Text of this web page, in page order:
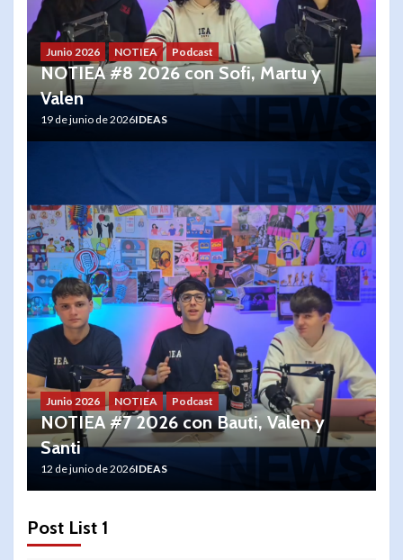
Junio 2026 NOTIEA Podcast
NOTIEA #8 2026 con Sofi, Martu y
Valen
19 de junio de 2026IDEAS
Junio 2026 NOTIEA Podcast
NOTIEA #7 2026 con Bauti, Valen y
Santi
12 de junio de 2026IDEAS
Post List 1